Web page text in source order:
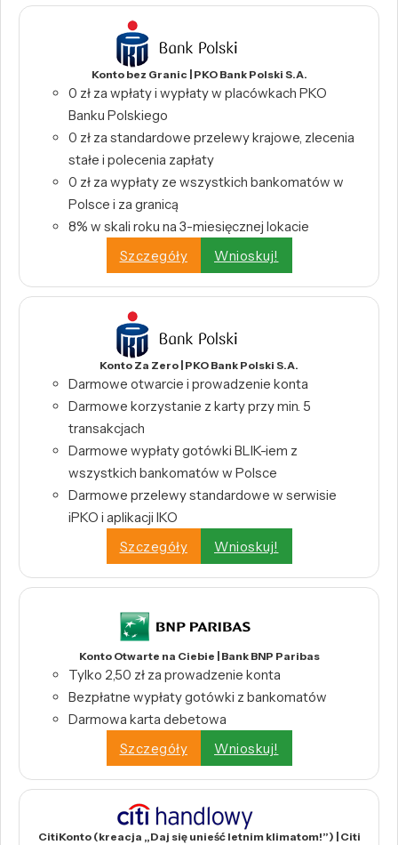
Konto bez Granic | PKO Bank Polski S.A.
0 zł za wpłaty i wypłaty w placówkach PKO
Banku Polskiego
0 zł za standardowe przelewy krajowe, zlecenia
stałe i polecenia zapłaty
0 zł za wypłaty ze wszystkich bankomatów w
Polsce i za granicą
8% w skali roku na 3-miesięcznej lokacie
Szczegóły
Wnioskuj!
Konto Za Zero | PKO Bank Polski S.A.
Darmowe otwarcie i prowadzenie konta
Darmowe korzystanie z karty przy min. 5
transakcjach
Darmowe wypłaty gotówki BLIK-iem z
wszystkich bankomatów w Polsce
Darmowe przelewy standardowe w serwisie
iPKO i aplikacji IKO
Szczegóły
Wnioskuj!
Konto Otwarte na Ciebie | Bank BNP Paribas
Tylko 2,50 zł za prowadzenie konta
Bezpłatne wypłaty gotówki z bankomatów
Darmowa karta debetowa
Szczegóły
Wnioskuj!
CitiKonto (kreacja „Daj się unieść letnim klimatom!”) | Citi